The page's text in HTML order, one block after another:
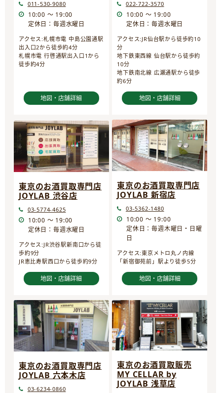
011-530-9080
10:00 ～ 19:00
定休日：毎週水曜日
アクセス:札幌市電 中島公園通駅
出入口2から徒歩約4分
札幌市電 行啓通駅出入口1から
徒歩約4分
地図・店舗詳細
022-722-3570
10:00 ～ 19:00
定休日：毎週水曜日
アクセス:JR仙台駅から徒歩約10
分
地下鉄東西線 仙台駅から徒歩約
10分
地下鉄南北線 広瀬通駅から徒歩
約6分
地図・店舗詳細
東京のお酒買取専門店
JOYLAB 渋谷店
03-5774-4625
10:00 ～ 19:00
定休日：毎週水曜日
アクセス:JR渋谷駅新南口から徒
歩約9分
JR恵比寿駅西口から徒歩約9分
地図・店舗詳細
東京のお酒買取専門店
JOYLAB 新宿店
03-5362-1480
10:00 ～ 19:00
定休日：毎週木曜日・日曜
日
アクセス:東京メトロ丸ノ内線
「新宿御苑前」駅より徒歩5分
地図・店舗詳細
東京のお酒買取専門店
JOYLAB 六本木店
03-6234-0860
東京のお酒買取販売
MY CELLAR by
JOYLAB 浅草店